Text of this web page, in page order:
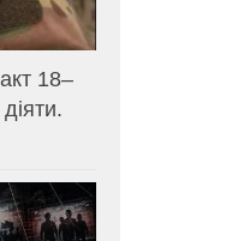
18–